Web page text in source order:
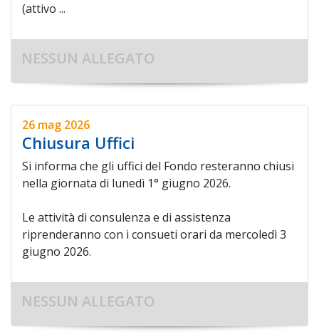
(attivo ...
NESSUN ALLEGATO
26 mag 2026
Chiusura Uffici
Si informa che gli uffici del Fondo resteranno chiusi
nella giornata di lunedì 1° giugno 2026.
Le attività di consulenza e di assistenza
riprenderanno con i consueti orari da mercoledì 3
giugno 2026.
NESSUN ALLEGATO